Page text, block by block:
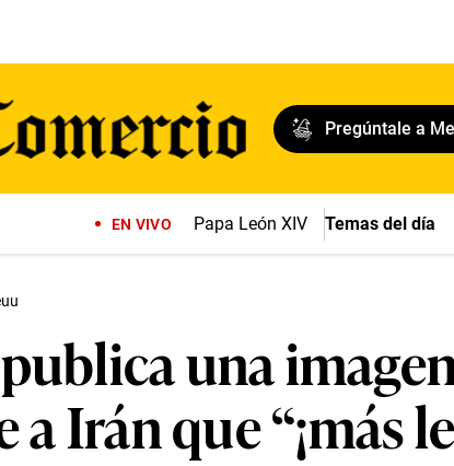
Pregúntale a
EN VIVO Papa León XIV Temas del día
una
a Irán que “¡más